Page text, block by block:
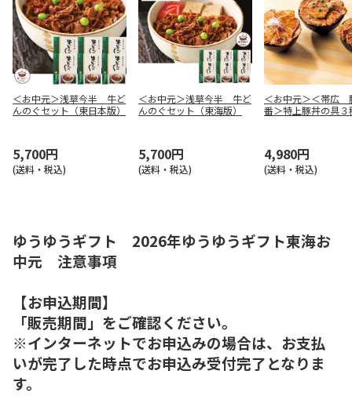
＜お中元＞浅草今半 牛ど
んのぐセット（東日本版）
5,700円
(送料・税込)
＜お中元＞浅草今半 牛ど
んのぐセット（東海版）
5,700円
(送料・税込)
＜お中元＞＜帯広
番＞特上豚丼の具３
4,980円
(送料・税込)
ゆうゆうギフト 2026年ゆうゆうギフト東海お
中元 注意事項
【お申込期間】
「販売期間」をご確認ください。
※インターネットでお申込みの場合は、お支払
いが完了した時点でお申込み受付完了となりま
す。